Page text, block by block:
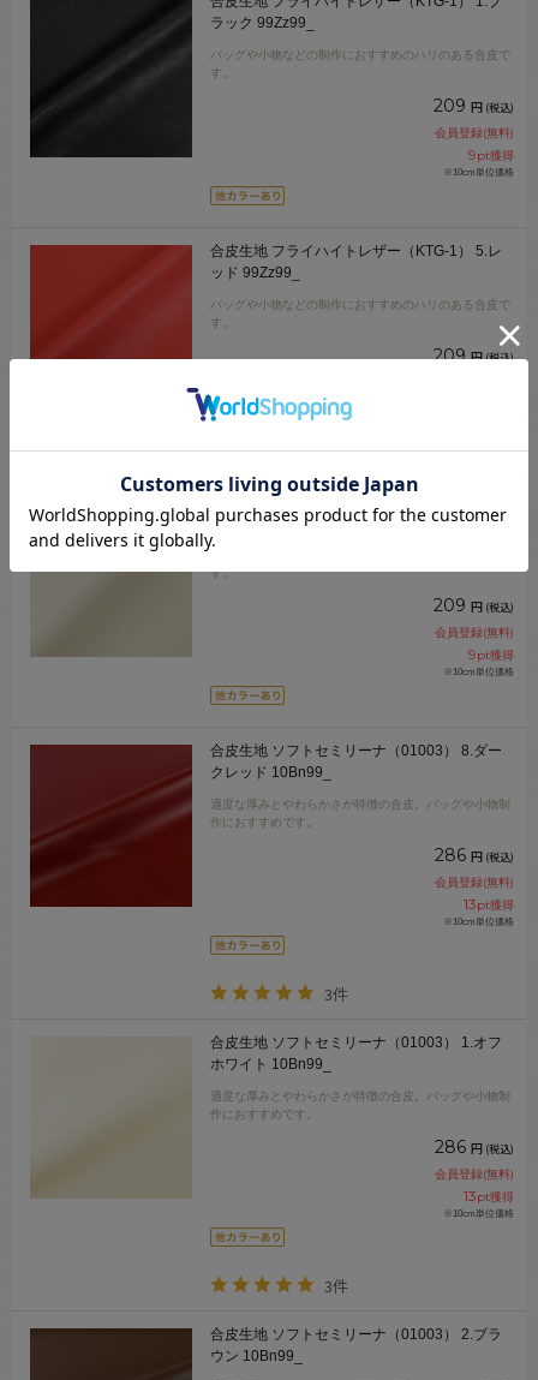
ラック 99Zz99_
バッグや小物などの制作におすすめのハリのある合皮で
す。
209 円 (税込)
会員登録(無料)
9pt獲得
※10cm単位価格
合皮生地 フライハイトレザー（KTG-1） 5.レ
ッド 99Zz99_
バッグや小物などの制作におすすめのハリのある合皮で
す。
209 円(税込)
合皮生地 フライハイトレザー（KTG-1） 11.オ
フホワイト 99Zz99_
す。
209 円 (税込)
会員登録(無料)
9pt獲得
※10cm単位価格
合皮生地 ソフトセミリーナ（01003） 8.ダー
クレッド 10Bn99_
適度な厚みとやわらかさが特徴の合皮。バッグや小物制
作におすすめです。
286 円 (税込)
会員登録(無料)
13pt獲得
※10cm単位価格
3件
合皮生地 ソフトセミリーナ（01003） 1.オフ
ホワイト 10Bn99_
適度な厚みとやわらかさが特徴の合皮。バッグや小物制
作におすすめです。
286 円 (税込)
会員登録(無料)
13pt獲得
※10cm単位価格
3件
合皮生地 ソフトセミリーナ（01003） 2.ブラ
ウン 10Bn99_